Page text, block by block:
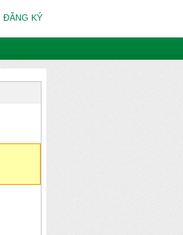
ĐĂNG KÝ